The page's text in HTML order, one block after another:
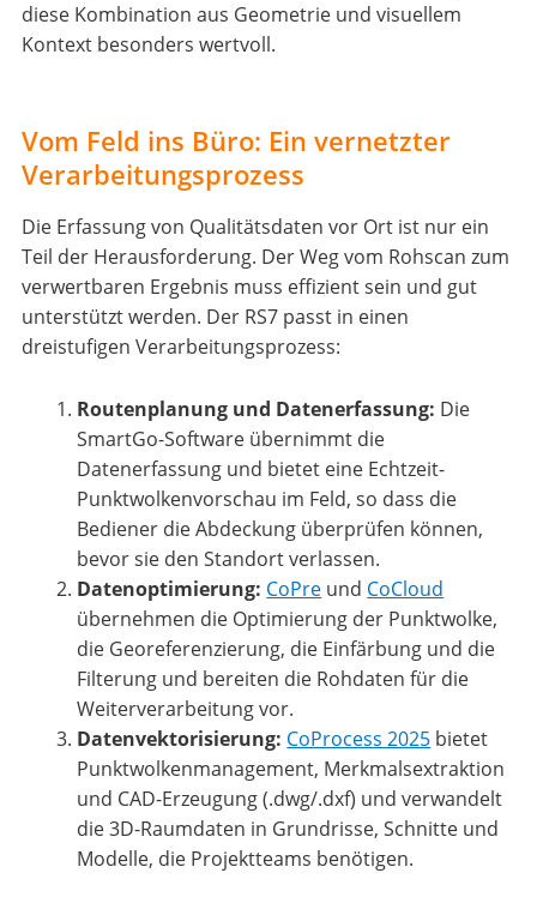
diese Kombination aus Geometrie und visuellem
Kontext besonders wertvoll.
Vom Feld ins Büro: Ein vernetzter
Verarbeitungsprozess
Die Erfassung von Qualitätsdaten vor Ort ist nur ein
Teil der Herausforderung. Der Weg vom Rohscan zum
verwertbaren Ergebnis muss effizient sein und gut
unterstützt werden. Der RS7 passt in einen
dreistufigen Verarbeitungsprozess:
Routenplanung und Datenerfassung: Die
SmartGo-Software übernimmt die
Datenerfassung und bietet eine Echtzeit-
Punktwolkenvorschau im Feld, so dass die
Bediener die Abdeckung überprüfen können,
bevor sie den Standort verlassen.
Datenoptimierung: CoPre und CoCloud
übernehmen die Optimierung der Punktwolke,
die Georeferenzierung, die Einfärbung und die
Filterung und bereiten die Rohdaten für die
Weiterverarbeitung vor.
Datenvektorisierung: CoProcess 2025 bietet
Punktwolkenmanagement, Merkmalsextraktion
und CAD-Erzeugung (.dwg/.dxf) und verwandelt
die 3D-Raumdaten in Grundrisse, Schnitte und
Modelle, die Projektteams benötigen.